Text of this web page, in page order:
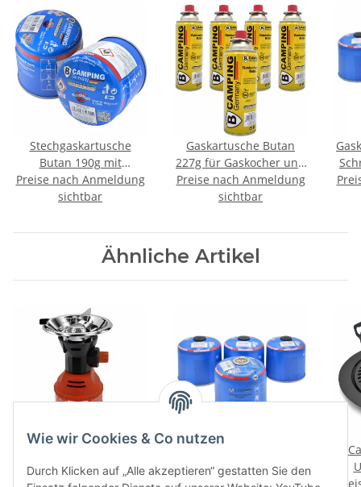
Wie wir Cookies & Co nutzen
Durch Klicken auf „Alle akzeptieren“ gestatten Sie den
Stechgaskartusche
Butan 190g mit
Sicherheitsventil
Preise nach Anmeldung
sichtbar
Gaskartusche Butan
227g für Gaskocher und
Gasbrenner
Preise nach Anmeldung
sichtbar
Ähnliche Artikel
Campingkocher mit
Piezozünder und
Windschutz - Rot
Preise nach Anmeldung
Gaskartusche Butan mit
Schraubventil 500g für
Gaskocher und
Preise nach Anmeldung